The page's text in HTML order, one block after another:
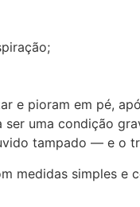
e pioram em pé,
uma condição
tampado — e o
medidas simples e